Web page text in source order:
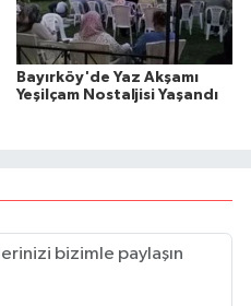
Bayırköy'de Yaz Akşamı
Yeşilçam Nostaljisi Yaşandı